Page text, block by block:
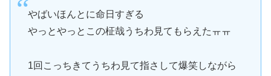
やばいほんとに命日すぎる
やっとやっとこの柾哉うちわ見てもらえたㅠㅠ
1回こっちきてうちわ見て指さして爆笑しながら